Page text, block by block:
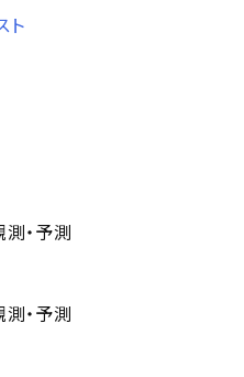
ト
・予測
・予測